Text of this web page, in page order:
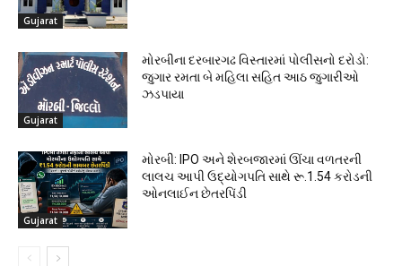
Gujarat
Gujarat
મોરબીના દરબારગઢ વિસ્તારમાં પોલીસનો દરોડો:
જુગાર રમતા બે મહિલા સહિત આઠ જુગારીઓ
ઝડપાયા
Gujarat
મોરબી: IPO અને શેરબજારમાં ઊંચા વળતરની
લાલચ આપી ઉદ્યોગપતિ સાથે રૂ.1.54 કરોડની
ઓનલાઈન છેતરપિંડી